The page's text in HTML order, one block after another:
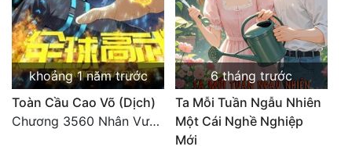
khoảng 1 năm trước
Toàn Cầu Cao Võ (Dịch)
Chương 3560 Nhân Vương trở về - END
6 tháng trước
Ta Mỗi Tuần Ngẫu Nhiên
Một Cái Nghề Nghiệp
Mới